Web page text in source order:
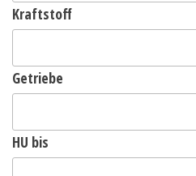
Kraftstoff
Getriebe
HU bis